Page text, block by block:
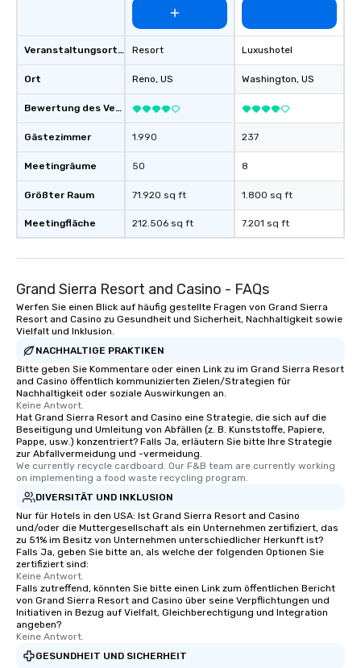
Veranstaltungsortstyp
Ort
Bewertung des Veranstaltungsortes
Gästezimmer
Meetingräume
Größter Raum
Meetingfläche
Resort
Reno, US
1.990
50
71.920 sq ft
212.506 sq ft
Luxushotel
Washington, US
237
8
1.800 sq ft
7.201 sq ft
Grand Sierra Resort and Casino - FAQs
Werfen Sie einen Blick auf häufig gestellte Fragen von Grand Sierra
Resort and Casino zu Gesundheit und Sicherheit, Nachhaltigkeit sowie
Vielfalt und Inklusion.
NACHHALTIGE PRAKTIKEN
Bitte geben Sie Kommentare oder einen Link zu im Grand Sierra Resort
and Casino öffentlich kommunizierten Zielen/Strategien für
Nachhaltigkeit oder soziale Auswirkungen an.
Keine Antwort.
Hat Grand Sierra Resort and Casino eine Strategie, die sich auf die
Beseitigung und Umleitung von Abfällen (z. B. Kunststoffe, Papiere,
Pappe, usw.) konzentriert? Falls Ja, erläutern Sie bitte Ihre Strategie
zur Abfallvermeidung und -vermeidung.
We currently recycle cardboard. Our F&B team are currently working
on implementing a food waste recycling program.
DIVERSITÄT UND INKLUSION
Nur für Hotels in den USA: Ist Grand Sierra Resort and Casino
und/oder die Muttergesellschaft als ein Unternehmen zertifiziert, das
zu 51% im Besitz von Unternehmen unterschiedlicher Herkunft ist?
Falls Ja, geben Sie bitte an, als welche der folgenden Optionen Sie
zertifiziert sind:
Keine Antwort.
Falls zutreffend, könnten Sie bitte einen Link zum öffentlichen Bericht
von Grand Sierra Resort and Casino über seine Verpflichtungen und
Initiativen in Bezug auf Vielfalt, Gleichberechtigung und Integration
angeben?
Keine Antwort.
GESUNDHEIT UND SICHERHEIT